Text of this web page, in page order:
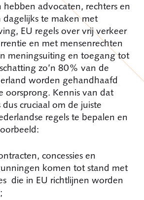
hebben advocaten, rechters en
dagelijks te maken met
EU regels over vrij verkeer
en met mensenrechten
meningsuiting en toegang tot
zo’n 80% van de
worden gehandhaafd
oorsprong. Kennis van dat
dus cruciaal om de juiste
regels te bepalen en
concessies en
komen tot stand met
die in EU richtlijnen worden